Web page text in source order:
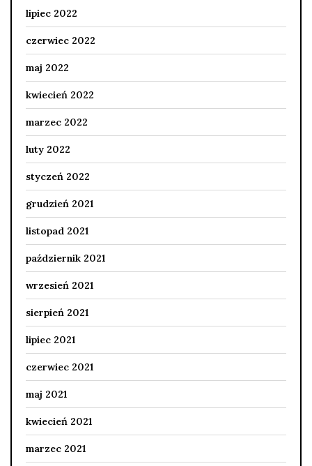
lipiec 2022
czerwiec 2022
maj 2022
kwiecień 2022
marzec 2022
luty 2022
styczeń 2022
grudzień 2021
listopad 2021
październik 2021
wrzesień 2021
sierpień 2021
lipiec 2021
czerwiec 2021
maj 2021
kwiecień 2021
marzec 2021